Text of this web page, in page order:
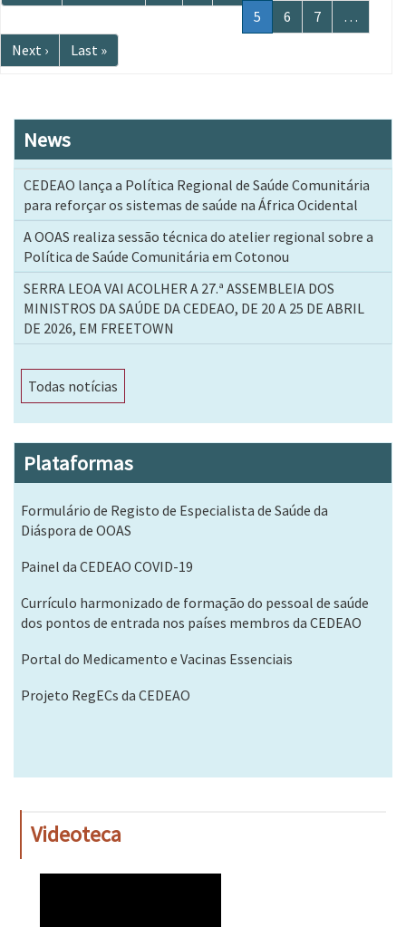
página
anterior
Página
atual
5 Página
6 Página
7
…
Próxima
página
Next ›
Última
página
Last »
News
CEDEAO lança a Política Regional de Saúde Comunitária
para reforçar os sistemas de saúde na África Ocidental
A OOAS realiza sessão técnica do atelier regional sobre a
Política de Saúde Comunitária em Cotonou
SERRA LEOA VAI ACOLHER A 27.ª ASSEMBLEIA DOS
MINISTROS DA SAÚDE DA CEDEAO, DE 20 A 25 DE ABRIL
DE 2026, EM FREETOWN
Todas notícias
Plataformas
Formulário de Registo de Especialista de Saúde da
Diáspora de OOAS
Painel da CEDEAO COVID-19
Currículo harmonizado de formação do pessoal de saúde
dos pontos de entrada nos países membros da CEDEAO
Portal do Medicamento e Vacinas Essenciais
Projeto RegECs da CEDEAO
Videoteca